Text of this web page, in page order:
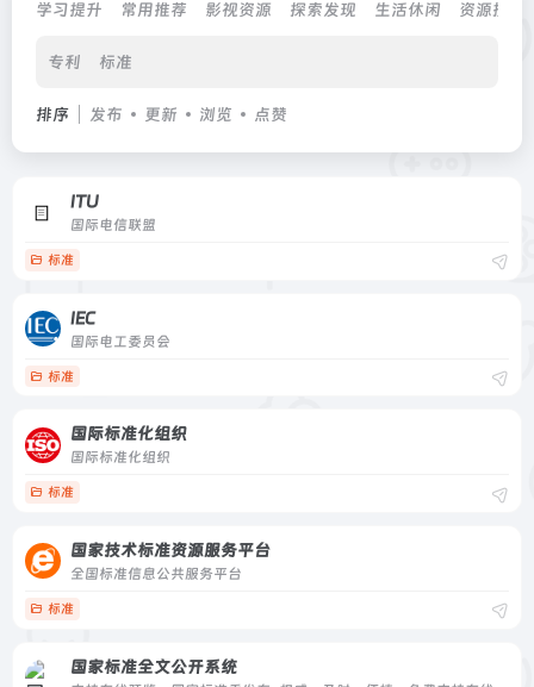
学习提升 常用推荐 影视资源 探索发现 生活休闲 资源搜索
专利 标准
排序 发布 更新 浏览 点赞
ITU
国际电信联盟
标准
IEC
国际电工委员会
标准
国际标准化组织
国际标准化组织
标准
国家技术标准资源服务平台
全国标准信息公共服务平台
标准
国家标准全文公开系统